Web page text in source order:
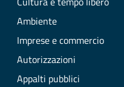
Ambiente
Imprese e commercio
Autorizzazioni
Appalti pubblici